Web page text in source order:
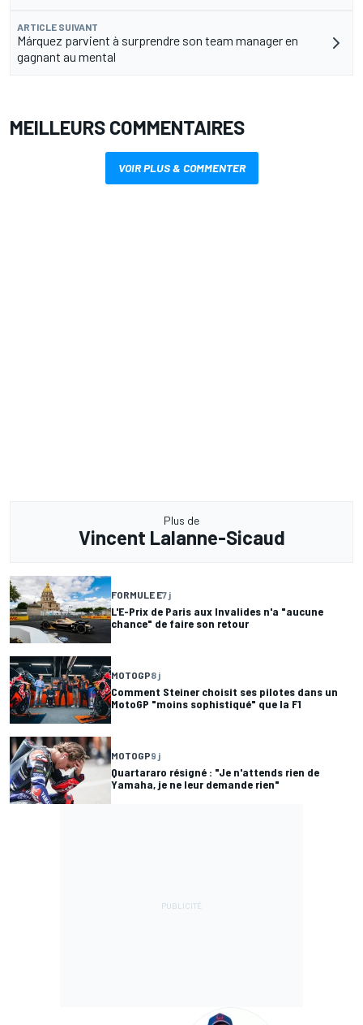
ARTICLE SUIVANT
Márquez parvient à surprendre son team manager en
gagnant au mental
MEILLEURS COMMENTAIRES
VOIR PLUS & COMMENTER
Plus de
Vincent Lalanne-Sicaud
FORMULE E7 j
L'E-Prix de Paris aux Invalides n'a "aucune
chance" de faire son retour
MOTOGP8 j
Comment Steiner choisit ses pilotes dans un
MotoGP "moins sophistiqué" que la F1
MOTOGP9 j
Quartararo résigné : "Je n'attends rien de
Yamaha, je ne leur demande rien"